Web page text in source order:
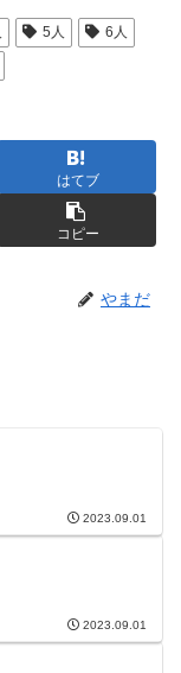
5人
6人
はてブ
コピー
やまだ
2023.09.01
2023.09.01